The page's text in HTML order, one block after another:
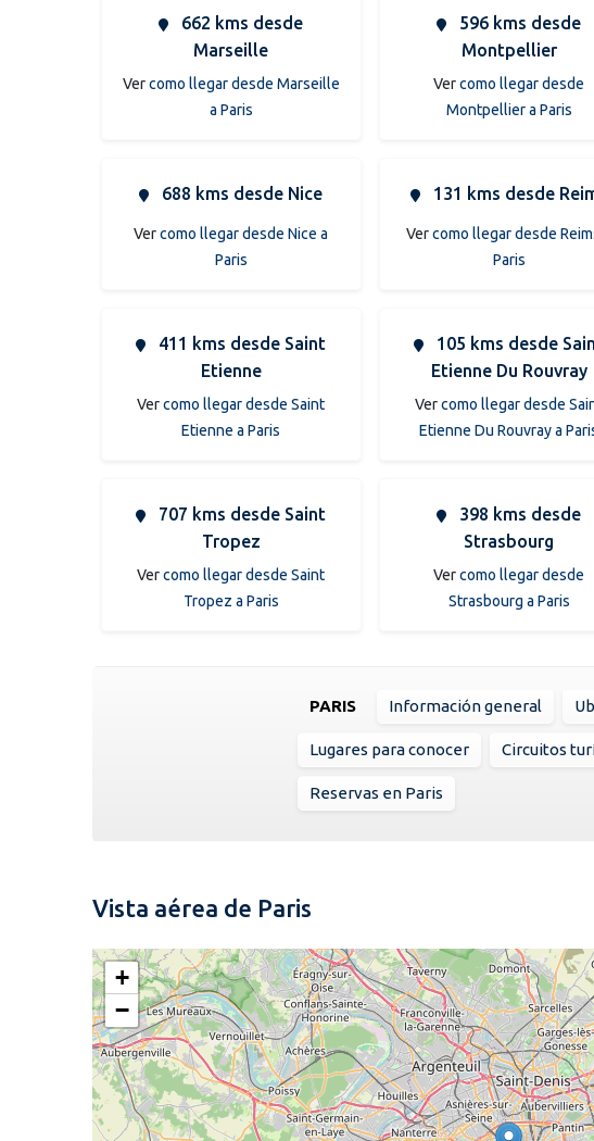
662 kms desde
Marseille
Vercomo llegar desde Marseille
a Paris
596 kms desde
Montpellier
Vercomo llegar desde
Montpellier a Paris
688 kms desde Nice
Vercomo llegar desde Nice a
Paris
131 kms desde
Vercomo llegar desde
Paris
411 kms desde Saint
Etienne
Vercomo llegar desde Saint
Etienne a Paris
105 kms desde
Etienne Du Rouvray
Vercomo llegar desde
Etienne Du Rouvray a
707 kms desde Saint
Tropez
Vercomo llegar desde Saint
Tropez a Paris
398 kms desde
Strasbourg
Vercomo llegar desde
Strasbourg a Paris
PARIS Información general
Lugares para conocer Circuitos
Reservas en Paris
Vista aérea de Paris
+
−